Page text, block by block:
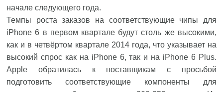
начале следующего года.
Темпы роста заказов на соответствующие чипы для
iPhone 6 в первом квартале будут столь же высокими,
как и в четвёртом квартале 2014 года, что указывает на
высокий спрос как на iPhone 6, так и на iPhone 6 Plus.
Apple обратилась к поставщикам с просьбой
подготовить соответствующие компоненты для